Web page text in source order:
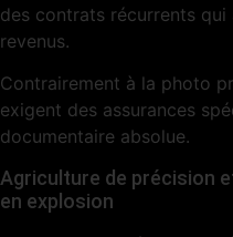
des contrats récurrents
revenus.
Contrairement à la photo
exigent des assurances
documentaire absolue.
Agriculture de précision
en explosion